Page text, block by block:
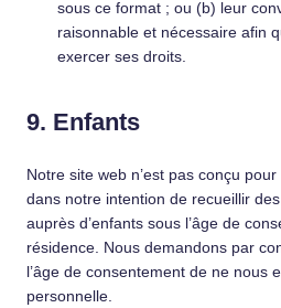
sous ce format ; ou (b) leur
raisonnable et nécessaire afin
exercer ses droits.
9. Enfants
Notre site web n’est pas conçu
dans notre intention de recueillir
auprès d’enfants sous l’âge de
résidence. Nous demandons par
l’âge de consentement de ne nous
personnelle.